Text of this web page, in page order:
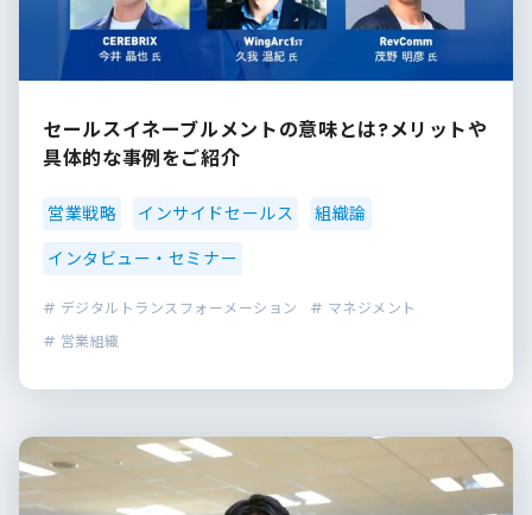
セールスイネーブルメントの意味とは?メリットや
具体的な事例をご紹介
営業戦略 インサイドセールス
組織論
インタビュー・セミナー
# デジタルトランスフォーメーション
# マネジメント
# 営業組織